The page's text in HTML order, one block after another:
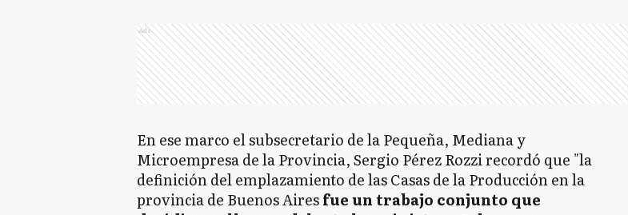
Ads
En ese marco el subsecretario de la Pequeña, Mediana y
Microempresa de la Provincia, Sergio Pérez Rozzi recordó que "la
definición del emplazamiento de las Casas de la Producción en la
provincia de Buenos Airesfue un trabajo conjunto que